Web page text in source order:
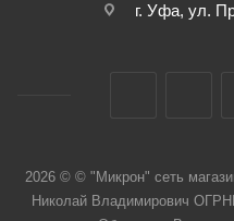
г. Уфа, ул.
2026 © © "Микрон" сеть
Николай Владимирович